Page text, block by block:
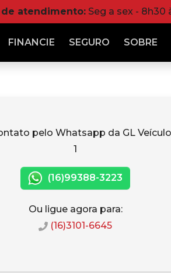
de atendimento: Seg a sex - 8h30
FINANCIE SEGURO SOBRE
pelo Whatsapp da GL
1
(16)99388-3223
Ou ligue agora para:
(16)3101-6645